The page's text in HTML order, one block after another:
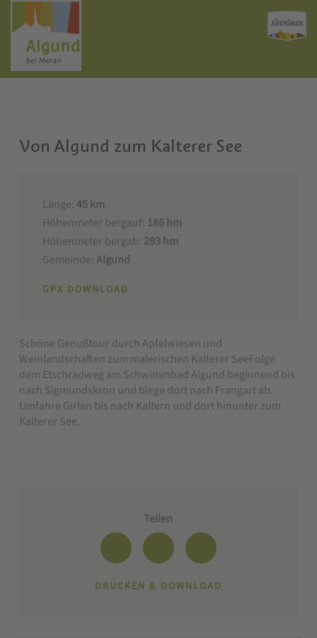
Von Algund zum Kalterer See
Länge:45 km
Höhenmeter bergauf: 186 hm
Höhenmeter bergab: 293 hm
Gemeinde:Algund
GPX DOWNLOAD
Schöne Genußtour durch Apfelwiesen und
Weinlandschaften zum malerischen Kalterer SeeFolge
dem Etschradweg am Schwimmbad Algund beginnend bis
nach Sigmundskron und biege dort nach Frangart ab.
Umfahre Girlan bis nach Kaltern und dort hinunter zum
Kalterer See.
Teilen
DRUCKEN & DOWNLOAD